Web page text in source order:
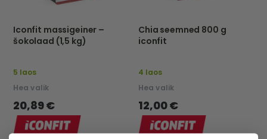
Iconfit massigeiner –
šokolaad (1,5 kg)
5 laos
Hea valik
20,89 €
Chia seemned 800 g
iconfit
4 laos
Hea valik
12,00 €